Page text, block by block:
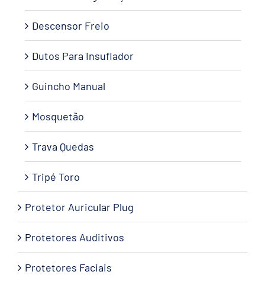
Descensor Freio
Dutos Para Insuflador
Guincho Manual
Mosquetão
Trava Quedas
Tripé Toro
Protetor Auricular Plug
Protetores Auditivos
Protetores Faciais